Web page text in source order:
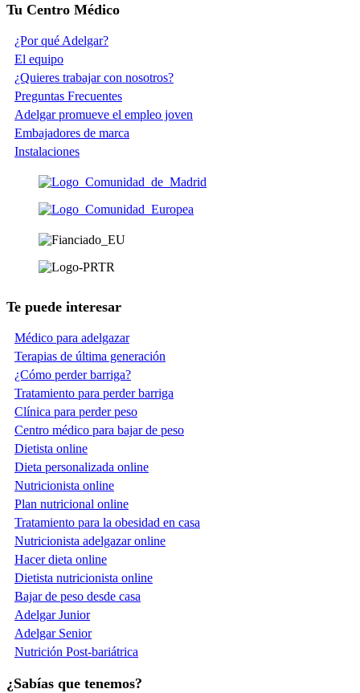
Tu Centro Médico
¿Por qué Adelgar?
El equipo
¿Quieres trabajar con nosotros?
Preguntas Frecuentes
Adelgar promueve el empleo joven
Embajadores de marca
Instalaciones
Te puede interesar
Médico para adelgazar
Terapias de última generación
¿Cómo perder barriga?
Tratamiento para perder barriga
Clínica para perder peso
Centro médico para bajar de peso
Dietista online
Dieta personalizada online
Nutricionista online
Plan nutricional online
Tratamiento para la obesidad en casa
Nutricionista adelgazar online
Hacer dieta online
Dietista nutricionista online
Bajar de peso desde casa
Adelgar Junior
Adelgar Senior
Nutrición Post-bariátrica
¿Sabías que tenemos?